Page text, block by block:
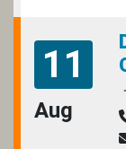
11
Aug